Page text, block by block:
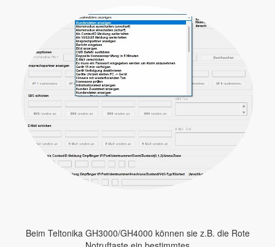
Beim Teltonika GH3000/GH4000 können sie z.B. die Rote